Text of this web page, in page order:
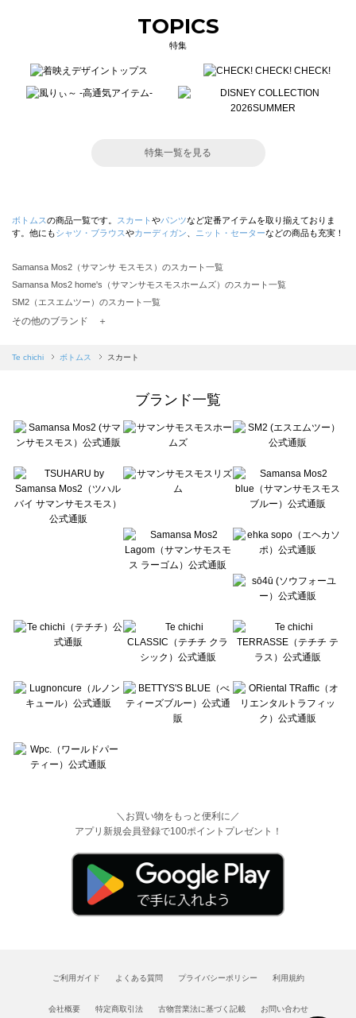
TOPICS
特集
特集一覧を見る
ボトムスの商品一覧です。 スカート やパンツなど定番アイテムを取り揃えておりま
す。他にもシャツ・ブラウスやカーディガン ニット・セーターなどの商品も充実！
Samansa Mos2（サマンサ モスモス）のスカート一覧
Samansa Mos2 home's（サマンサモスモスホームズ）のスカート一覧
SM2（エスエムツー）のスカート一覧
TSUHARU by Samansa Mos2（ツハルバイサマンサモスモス）のスカート一覧
Samansa Mos2 blue（サマンサモスモス ブルー）のスカート一覧
sō4ū（ソウフォーユー）のスカート一覧
Te chichi（テチチ）のスカート一覧
Te chichi CLASSIC（テチチ クラシック）のスカート一覧
Lugnoncure（ルノンキュール）のスカート一覧
BETTY'S BLUE（べティーズブルー）のスカート一覧
Wpc.（ワールドパーティー）のスカート一覧
その他のブランド ＋
Te chichi ボトムス スカート
ブランド一覧
＼お買い物をもっと便利に／
アプリ新規会員登録で100ポイントプレゼント！
ご利用ガイド よくある質問 プライバシーポリシー 利用規約
会社概要 特定商取引法 古物営業法に基づく記載 お問い合わせ